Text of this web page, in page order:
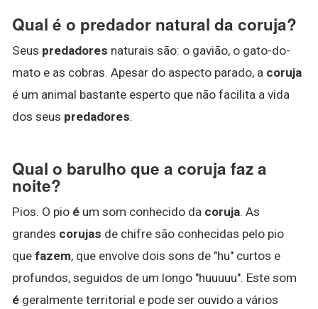
Qual é o predador natural da coruja?
Seus predadores naturais são: o gavião, o gato-do-
mato e as cobras. Apesar do aspecto parado, a coruja
é um animal bastante esperto que não facilita a vida
dos seus predadores.
Qual o barulho que a coruja faz a
noite?
Pios. O pio é um som conhecido da coruja. As
grandes corujas de chifre são conhecidas pelo pio
que fazem, que envolve dois sons de "hu" curtos e
profundos, seguidos de um longo "huuuuu". Este som
é geralmente territorial e pode ser ouvido a vários